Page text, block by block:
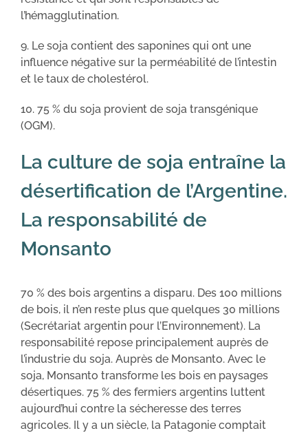
l’hémagglutination.
9. Le soja contient des saponines qui ont une
influence négative sur la perméabilité de l’intestin
et le taux de cholestérol.
10. 75 % du soja provient de soja transgénique
(OGM).
La culture de soja entraîne la
désertification de l’Argentine.
La responsabilité de
Monsanto
70 % des bois argentins a disparu. Des 100 millions
de bois, il n’en reste plus que quelques 30 millions
(Secrétariat argentin pour l’Environnement). La
responsabilité repose principalement auprès de
l’industrie du soja. Auprès de Monsanto. Avec le
soja, Monsanto transforme les bois en paysages
désertiques. 75 % des fermiers argentins luttent
aujourd’hui contre la sécheresse des terres
agricoles. Il y a un siècle, la Patagonie comptait